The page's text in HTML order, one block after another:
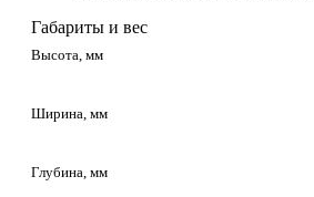
Габариты и вес
Высота, мм
Ширина, мм
Глубина, мм